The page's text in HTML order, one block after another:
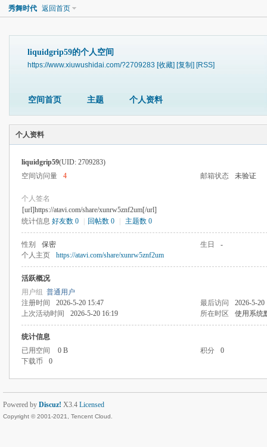
秀舞时代 返回首页
liquidgrip59的个人空间
https://www.xiuwushidai.com/?2709283 [收藏] [复制] [RSS]
空间首页 主题 个人资料
个人资料
liquidgrip59(UID: 2709283)
空间访问量
4 邮箱状态 未验证
个人签名
[url]https://atavi.com/share/xunrw5znf2um[/url]
统计信息 好友数 0 回帖数 0 主题数 0
性别 保密 生日
-
个人主页
https://atavi.com/share/xunrw5znf2um
活跃概况
用户组 普通用户
注册时间
2026-5-20 15:47 最后访问
2026-5-20
上次活动时间
2026-5-20 16:19 所在时区 使用系统
统计信息
已用空间
0 B 积分
0
下载币
0
Powered by Discuz! X3.4 Licensed
Copyright © 2001-2021, Tencent Cloud.